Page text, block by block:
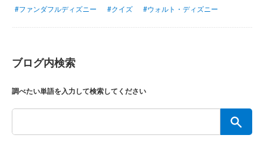
#ファンダフルディズニー
#クイズ #ウォルト・ディズニー
ブログ内検索
調べたい単語を入力して検索してください